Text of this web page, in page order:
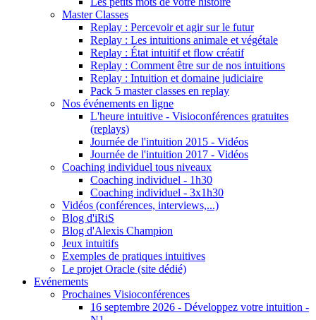
Master Classes
Replay : Percevoir et agir sur le futur
Replay : Les intuitions animale et végétale
Replay : État intuitif et flow créatif
Replay : Comment être sur de nos intuitions
Replay : Intuition et domaine judiciaire
Pack 5 master classes en replay
Nos événements en ligne
L'heure intuitive - Visioconférences gratuites
(replays)
Journée de l'intuition 2015 - Vidéos
Journée de l'intuition 2017 - Vidéos
Coaching individuel tous niveaux
Coaching individuel - 1h30
Coaching individuel - 3x1h30
Vidéos (conférences, interviews,...)
Blog d'iRiS
Blog d'Alexis Champion
Jeux intuitifs
Exemples de pratiques intuitives
Le projet Oracle (site dédié)
Evénements
Prochaines Visioconférences
16 septembre 2026 - Développez votre intuition -